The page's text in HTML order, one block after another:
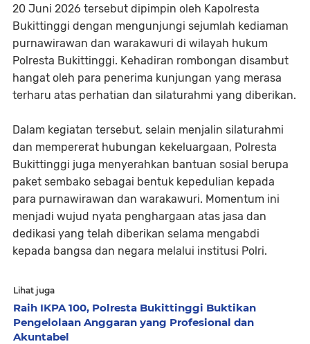
20 Juni 2026 tersebut dipimpin oleh Kapolresta
Bukittinggi dengan mengunjungi sejumlah kediaman
purnawirawan dan warakawuri di wilayah hukum
Polresta Bukittinggi. Kehadiran rombongan disambut
hangat oleh para penerima kunjungan yang merasa
terharu atas perhatian dan silaturahmi yang diberikan.
Dalam kegiatan tersebut, selain menjalin silaturahmi
dan mempererat hubungan kekeluargaan, Polresta
Bukittinggi juga menyerahkan bantuan sosial berupa
paket sembako sebagai bentuk kepedulian kepada
para purnawirawan dan warakawuri. Momentum ini
menjadi wujud nyata penghargaan atas jasa dan
dedikasi yang telah diberikan selama mengabdi
kepada bangsa dan negara melalui institusi Polri.
Lihat juga
Raih IKPA 100, Polresta Bukittinggi Buktikan
Pengelolaan Anggaran yang Profesional dan
Akuntabel